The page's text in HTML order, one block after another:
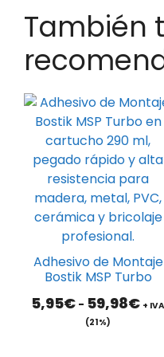
También
Adhesivo de Montaje
Bostik MSP Turbo
5,95€ - 59,98€ + IVA
(21%)
Este
producto
tiene
múltiples
variantes.
Las
opciones
pueden
elegir
la